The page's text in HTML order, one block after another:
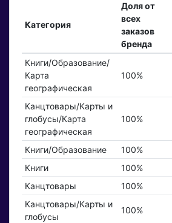
Категория
Доля от
всех
заказов
бренда
Книги/Образование/
Карта
географическая
100%
Канцтовары/Карты и
глобусы/Карта
географическая
100%
Книги/Образование 100%
Книги
100%
Канцтовары
100%
Канцтовары/Карты и
глобусы
100%